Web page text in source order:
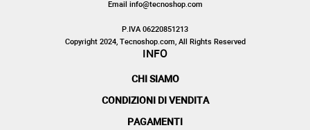
Email info@tecnoshop.com
P.IVA 06220851213
Copyright 2024, Tecnoshop.com, All Rights Reserved
INFO
CHI SIAMO
CONDIZIONI DI VENDITA
PAGAMENTI